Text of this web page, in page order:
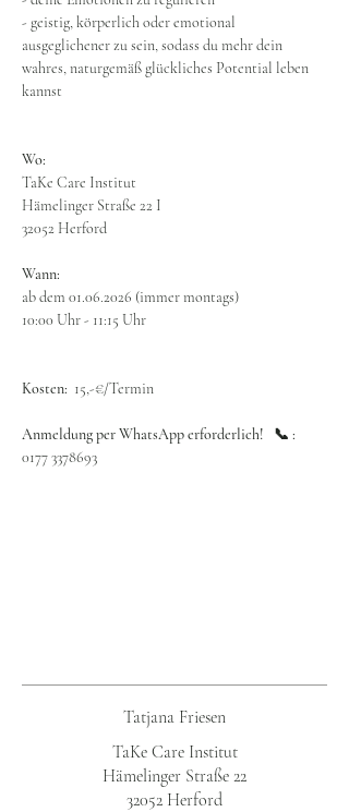
- geistig, körperlich oder emotional
ausgeglichener zu sein, sodass du mehr dein
wahres, naturgemäß glückliches Potential leben
kannst
Wo:
TaKe Care Institut
Hämelinger Straße 22 I
32052 Herford
Wann:
ab dem 01.06.2026 (immer montags)
10:00 Uhr - 11:15 Uhr
Kosten: 15,-€/Termin
Anmeldung per WhatsApp erforderlich!   📞 :
0177 3378693
Tatjana Friesen
TaKe Care Institut
Hämelinger Straße 22
32052 Herford​